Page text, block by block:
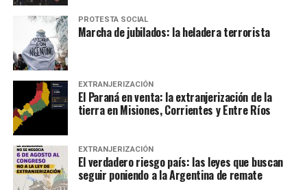
PROTESTA SOCIAL
Marcha de jubilados: la heladera terrorista
EXTRANJERIZACIÓN
El Paraná en venta: la extranjerización de la
tierra en Misiones, Corrientes y Entre Ríos
EXTRANJERIZACIÓN
El verdadero riesgo país: las leyes que buscan
seguir poniendo a la Argentina de remate